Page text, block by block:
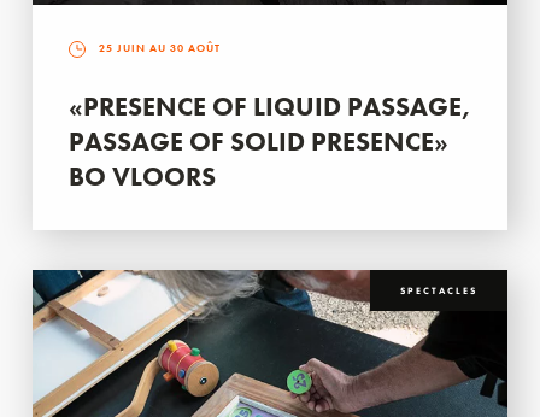
25 JUIN AU 30 AOÛT
«PRESENCE OF LIQUID PASSAGE,
PASSAGE OF SOLID PRESENCE»
BO VLOORS
SPECTACLES